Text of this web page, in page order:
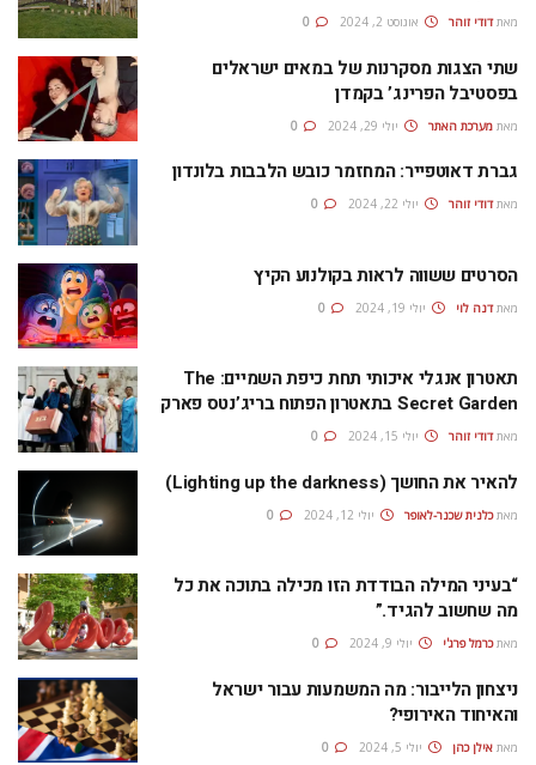
מאת דודי זוהר אוגוסט 2, 2024
שתי הצגות מסקרנות של במאים ישראלים
בפסטיבל הפרינג’ בקמדן
מאת מערכת האתר יולי 29, 2024
גברת דאוטפייר: המחזמר כובש הלבבות בלונדון
מאת דודי זוהר יולי 22, 2024
הסרטים ששווה לראות בקולנוע הקיץ
מאת דנה לוי יולי 19, 2024
תאטרון אנגלי איכותי תחת כיפת השמיים: The
Secret Garden בתאטרון הפתוח בריג’נטס פארק
מאת דודי זוהר יולי 15, 2024
להאיר את החושך (Lighting up the darkness)
מאת כלנית שכנר-לאופר יולי 12, 2024
“בעיני המילה הבודדת הזו מכילה בתוכה את כל
מה שחשוב להגיד.”
מאת כרמל פרג'י יולי 9, 2024
ניצחון הלייבור: מה המשמעות עבור ישראל
והאיחוד האירופי?
מאת אילן כהן יולי 5, 2024